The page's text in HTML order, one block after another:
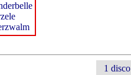
1 disco